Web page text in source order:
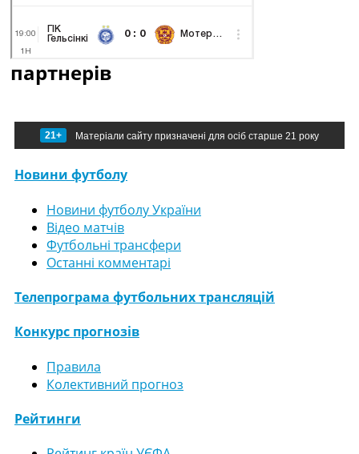
партнерів
21+ Матеріали сайту призначені для осіб старше 21 року
Новини футболу
Новини футболу України
Відео матчів
Футбольні трансфери
Останні комментарі
Телепрограма футбольних трансляцій
Конкурс прогнозів
Правила
Колективний прогноз
Рейтинги